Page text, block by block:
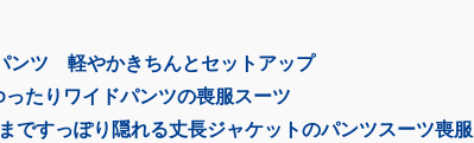
ツ 軽やかきちんとセットアップ
りワイドパンツの喪服スーツ
すっぽり隠れる丈長ジャケットのパンツスーツ喪服